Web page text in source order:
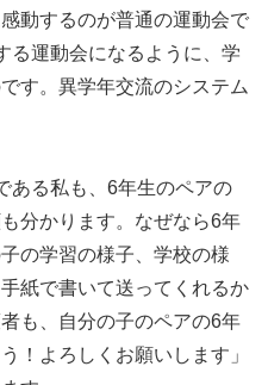
動するのが普通の運動会で
る運動会になるように、学
す。異学年交流のシステム
ある私も、6年生のペアの
分かります。なぜなら6年
の学習の様子、学校の様
紙で書いて送ってくれるか
も、自分の子のペアの6年
！よろしくお願いします」